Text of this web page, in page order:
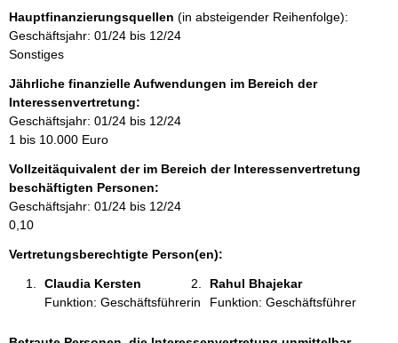
i
n
f
o
r
m
a
i
o
n
e
n
Hauptfinanzierungsquellen (in absteigender Reihenfolge):
Geschäftsjahr: 01/24 bis 12/24
Sonstiges
Jährliche finanzielle Aufwendungen im Bereich der
Interessenvertretung:
Geschäftsjahr: 01/24 bis 12/24
1 bis 10.000 Euro
Vollzeitäquivalent der im Bereich der Interessenvertretung
beschäftigten Personen:
Geschäftsjahr: 01/24 bis 12/24
0,10
Vertretungsberechtigte Person(en):
Claudia Kersten
Funktion: Geschäftsführerin
Rahul Bhajekar
Funktion: Geschäftsführer